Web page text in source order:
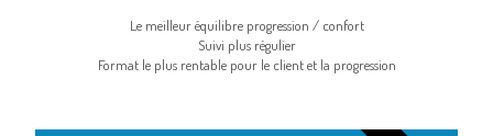
Le meilleur équilibre progression / confort
Suivi plus régulier
Format le plus rentable pour le client et la progression